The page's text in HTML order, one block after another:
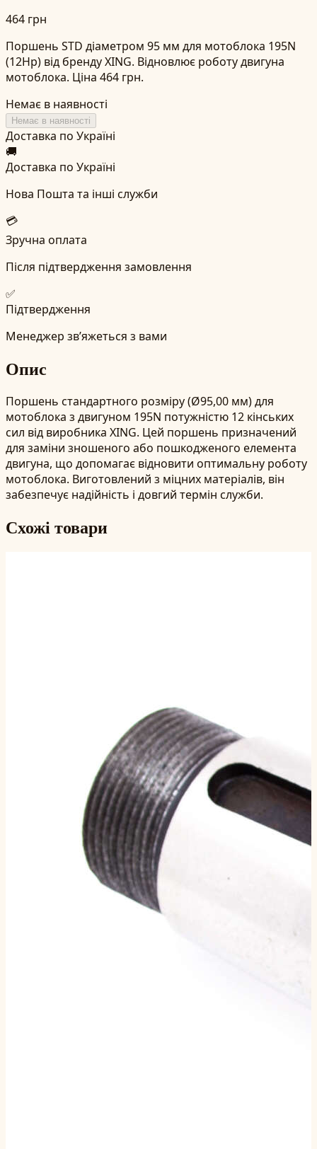
464 грн
Поршень STD діаметром 95 мм для мотоблока 195N
(12Hp) від бренду XING. Відновлює роботу двигуна
мотоблока. Ціна 464 грн.
Немає в наявності
Немає в наявності
Доставка по Україні
🚚
Доставка по Україні
Нова Пошта та інші служби
💳
Зручна оплата
Після підтвердження замовлення
✅
Підтвердження
Менеджер зв’яжеться з вами
Опис
Поршень стандартного розміру (Ø95,00 мм) для
мотоблока з двигуном 195N потужністю 12 кінських
сил від виробника XING. Цей поршень призначений
для заміни зношеного або пошкодженого елемента
двигуна, що допомагає відновити оптимальну роботу
мотоблока. Виготовлений з міцних матеріалів, він
забезпечує надійність і довгий термін служби.
Схожі товари